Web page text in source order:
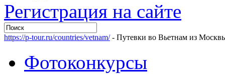
Регистрация на сайте
https://p-tour.ru/countries/vetnam/- Путевки во Вьетнам из
Фотоконкурсы